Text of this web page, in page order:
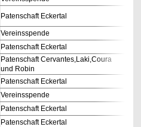
Patenschaft Eckertal
Vereinsspende
Patenschaft Eckertal
Patenschaft Cervantes,Laki,Coura
und Robin
Patenschaft Eckertal
Vereinsspende
Patenschaft Eckertal
Patenschaft Eckertal